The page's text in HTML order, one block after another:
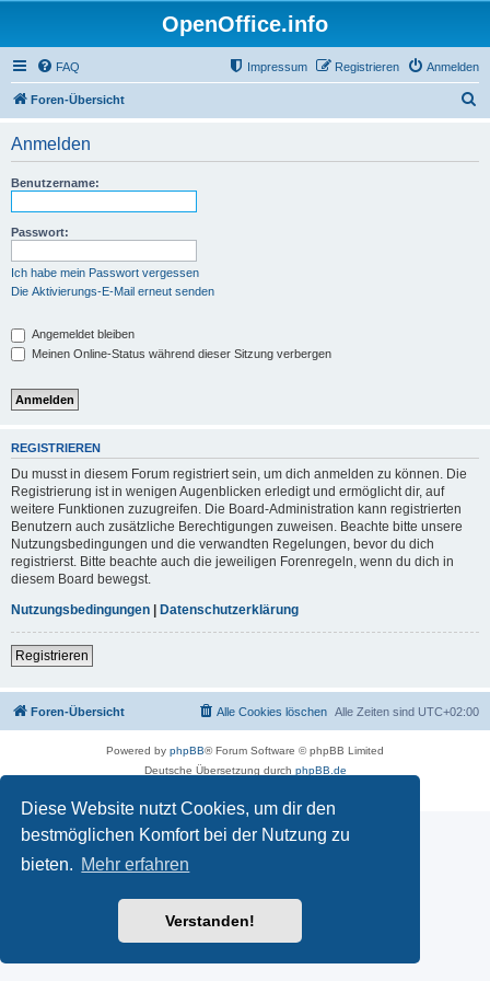
Diese Website nutzt Cookies, um dir den
bestmöglichen Komfort bei der Nutzung zu
bieten. Mehr erfahren
Verstanden!
OpenOffice.info
FAQ Anmelden
Registrieren
Impressum
Foren-Übersicht
Anmelden
Benutzername:
Passwort:
Ich habe mein Passwort vergessen
Die Aktivierungs-E-Mail erneut senden
Angemeldet bleiben
Meinen Online-Status während dieser Sitzung verbergen
REGISTRIEREN
Du musst in diesem Forum registriert sein, um dich anmelden zu können. Die
Registrierung ist in wenigen Augenblicken erledigt und ermöglicht dir, auf
weitere Funktionen zuzugreifen. Die Board-Administration kann registrierten
Benutzern auch zusätzliche Berechtigungen zuweisen. Beachte bitte unsere
Nutzungsbedingungen und die verwandten Regelungen, bevor du dich
registrierst. Bitte beachte auch die jeweiligen Forenregeln, wenn du dich in
diesem Board bewegst.
Nutzungsbedingungen | Datenschutzerklärung
Registrieren
Foren-Übersicht Alle Zeiten sind UTC+02:00
Alle Cookies löschen
Powered by phpBB® Forum Software © phpBB Limited
Deutsche Übersetzung durch phpBB.de